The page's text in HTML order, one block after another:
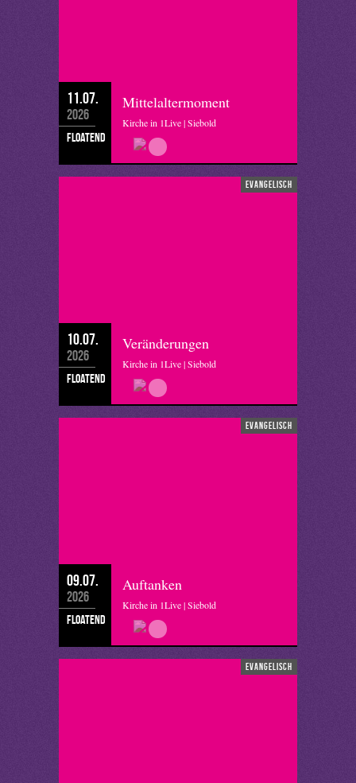
11.07.
2026
floatend
Mittelaltermoment
Kirche in 1Live | Siebold
evangelisch
10.07.
2026
floatend
Veränderungen
Kirche in 1Live | Siebold
evangelisch
09.07.
2026
floatend
Auftanken
Kirche in 1Live | Siebold
evangelisch